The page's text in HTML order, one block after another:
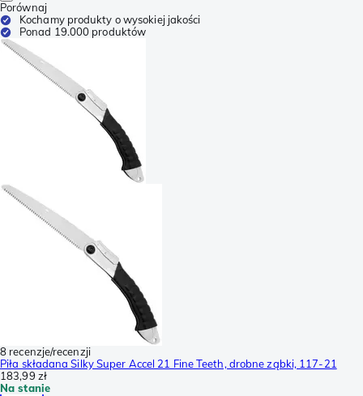
Porównaj
Kochamy produkty o wysokiej jakości
Ponad 19.000 produktów
8 recenzje/recenzji
Piła składana Silky Super Accel 21 Fine Teeth, drobne ząbki, 117-21
183,99 zł
Na stanie